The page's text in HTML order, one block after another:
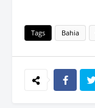
Tags Bahia